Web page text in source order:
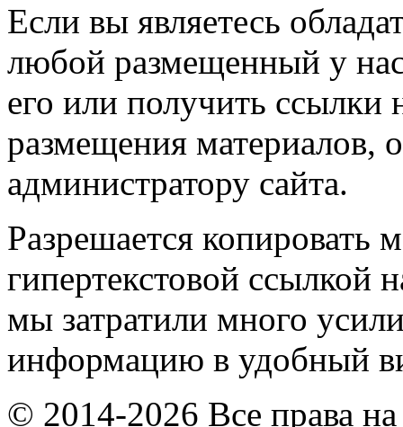
Если вы являетесь
любой размещенный у
его или получить ссылки
размещения материалов,
администратору сайта.
Разрешается копировать
гипертекстовой ссылкой
мы затратили много
информацию в удобный
© 2014-2026 Все права